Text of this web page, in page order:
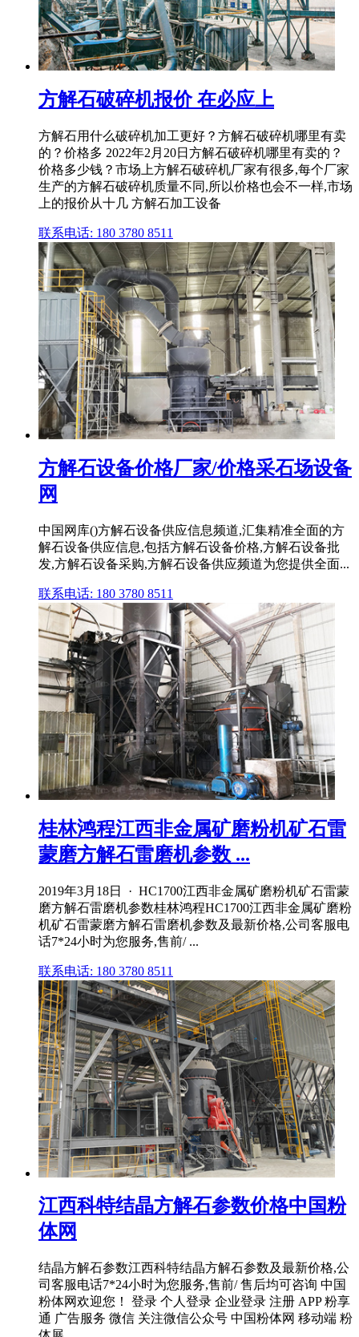
方解石破碎机报价 在必应上
方解石用什么破碎机加工更好？方解石破碎机哪里有卖
的？价格多 2022年2月20日方解石破碎机哪里有卖的？
价格多少钱？市场上方解石破碎机厂家有很多,每个厂家
生产的方解石破碎机质量不同,所以价格也会不一样,市场
上的报价从十几 方解石加工设备
联系电话: 180 3780 8511
方解石设备价格厂家/价格采石场设备
网
中国网库()方解石设备供应信息频道,汇集精准全面的方
解石设备供应信息,包括方解石设备价格,方解石设备批
发,方解石设备采购,方解石设备供应频道为您提供全面...
联系电话: 180 3780 8511
桂林鸿程江西非金属矿磨粉机矿石雷
蒙磨方解石雷磨机参数 ...
2019年3月18日 · HC1700江西非金属矿磨粉机矿石雷蒙
磨方解石雷磨机参数桂林鸿程HC1700江西非金属矿磨粉
机矿石雷蒙磨方解石雷磨机参数及最新价格,公司客服电
话7*24小时为您服务,售前/ ...
联系电话: 180 3780 8511
江西科特结晶方解石参数价格中国粉
体网
结晶方解石参数江西科特结晶方解石参数及最新价格,公
司客服电话7*24小时为您服务,售前/ 售后均可咨询 中国
粉体网欢迎您！ 登录 个人登录 企业登录 注册 APP 粉享
通 广告服务 微信 关注微信公众号 中国粉体网 移动端 粉